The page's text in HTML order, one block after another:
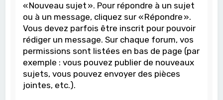
« Nouveau sujet ». Pour répondre à un sujet
ou à un message, cliquez sur « Répondre ».
Vous devez parfois être inscrit pour pouvoir
rédiger un message. Sur chaque forum, vos
permissions sont listées en bas de page (par
exemple : vous pouvez publier de nouveaux
sujets, vous pouvez envoyer des pièces
jointes, etc.).